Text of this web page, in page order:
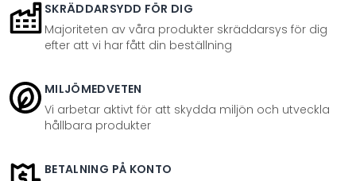
SKRÄDDARSYDD FÖR DIG
Majoriteten av våra produkter skräddarsys för dig
efter att vi har fått din beställning
MILJÖMEDVETEN
Vi arbetar aktivt för att skydda miljön och utveckla
hållbara produkter
BETALNING PÅ KONTO